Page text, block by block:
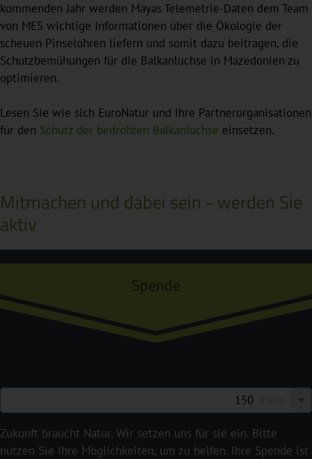
kommenden Jahr werden Mayas Telemetrie-Daten dem Team
von MES wichtige Informationen über die Ökologie der
scheuen Pinselohren liefern und somit dazu beitragen, die
Schutzbemühungen für die Balkanluchse in Mazedonien zu
optimieren.
Lesen Sie wie sich EuroNatur und ihre Partnerorganisationen
für den Schutz der bedrohten Balkanluchse einsetzen.
Mitmachen und dabei sein - werden Sie
aktiv
Spende
Zukunft braucht Natur. Wir setzen uns für sie ein. Bitte
nutzen Sie Ihre Möglichkeiten, um zu helfen. Ihre Spende ist